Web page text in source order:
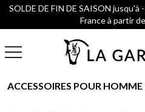
SOLDE DE FIN DE SAISON jusqu'à
France à partir
ACCESSOIRES POUR HOMME